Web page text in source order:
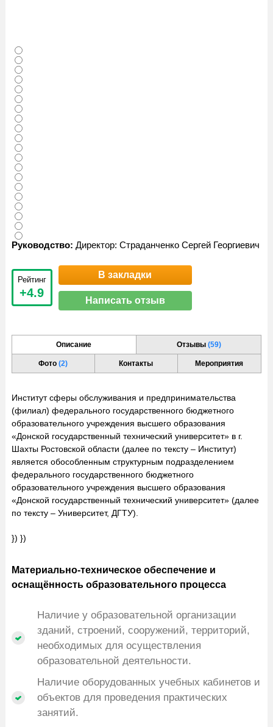
Руководство: Директор: Страданченко Сергей Георгиевич
Рейтинг
+4.9
В закладки
Написать отзыв
Описание Отзывы (59)
Фото(2) Контакты Мероприятия
Институт сферы обслуживания и предпринимательства
(филиал) федерального государственного бюджетного
образовательного учреждения высшего образования
«Донской государственный технический университет» в г.
Шахты Ростовской области (далее по тексту – Институт)
является обособленным структурным подразделением
федерального государственного бюджетного
образовательного учреждения высшего образования
«Донской государственный технический университет» (далее
по тексту – Университет, ДГТУ).
}) })
Материально-техническое обеспечение и
оснащённость образовательного процесса
Наличие у образовательной организации
зданий, строений, сооружений, территорий,
необходимых для осуществления
образовательной деятельности.
Наличие оборудованных учебных кабинетов и
объектов для проведения практических
занятий.